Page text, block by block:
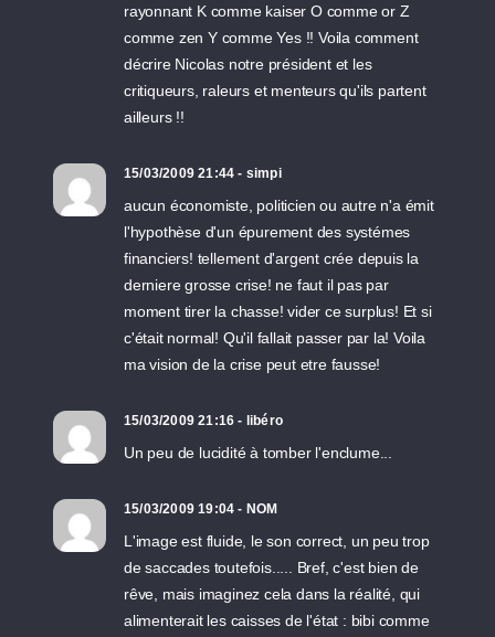
rayonnant K comme kaiser O comme or Z
comme zen Y comme Yes !! Voila comment
décrire Nicolas notre président et les
critiqueurs, raleurs et menteurs qu'ils partent
ailleurs !!
15/03/2009 21:44 - simpi
aucun économiste, politicien ou autre n'a émit
l'hypothèse d'un épurement des systémes
financiers! tellement d'argent crée depuis la
derniere grosse crise! ne faut il pas par
moment tirer la chasse! vider ce surplus! Et si
c'était normal! Qu'il fallait passer par la! Voila
ma vision de la crise peut etre fausse!
15/03/2009 21:16 - libéro
Un peu de lucidité à tomber l'enclume...
15/03/2009 19:04 - NOM
L'image est fluide, le son correct, un peu trop
de saccades toutefois..... Bref, c'est bien de
rêve, mais imaginez cela dans la réalité, qui
alimenterait les caisses de l'état : bibi comme